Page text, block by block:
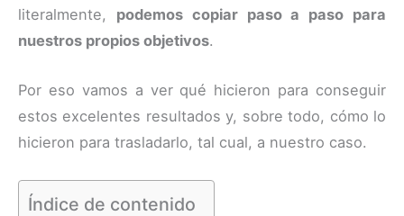
literalmente, podemos copiar paso a paso para
nuestros propios objetivos.
Por eso vamos a ver qué hicieron para conseguir
estos excelentes resultados y, sobre todo, cómo lo
hicieron para trasladarlo, tal cual, a nuestro caso.
Índice de contenido